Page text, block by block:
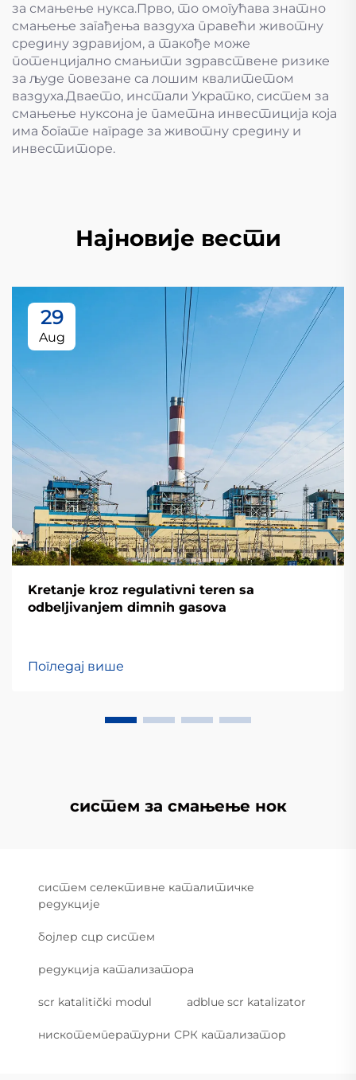
за смањење нукса.Прво, то омогућава знатно
смањење загађења ваздуха правећи животну
средину здравијом, а такође може
потенцијално смањити здравствене ризике
за људе повезане са лошим квалитетом
ваздуха.Дваето, инстали Укратко, систем за
смањење нуксона је паметна инвестиција која
има богате награде за животну средину и
инвеститоре.
Најновије вести
29
Aug
Kretanje kroz regulativni teren sa
odbeljivanjem dimnih gasova
Погледај више
систем за смањење нок
систем селективне каталитичке
редукције
бојлер сцр систем
редукција катализатора
scr katalitički modul adblue scr katalizator
нискотемпературни СРК катализатор